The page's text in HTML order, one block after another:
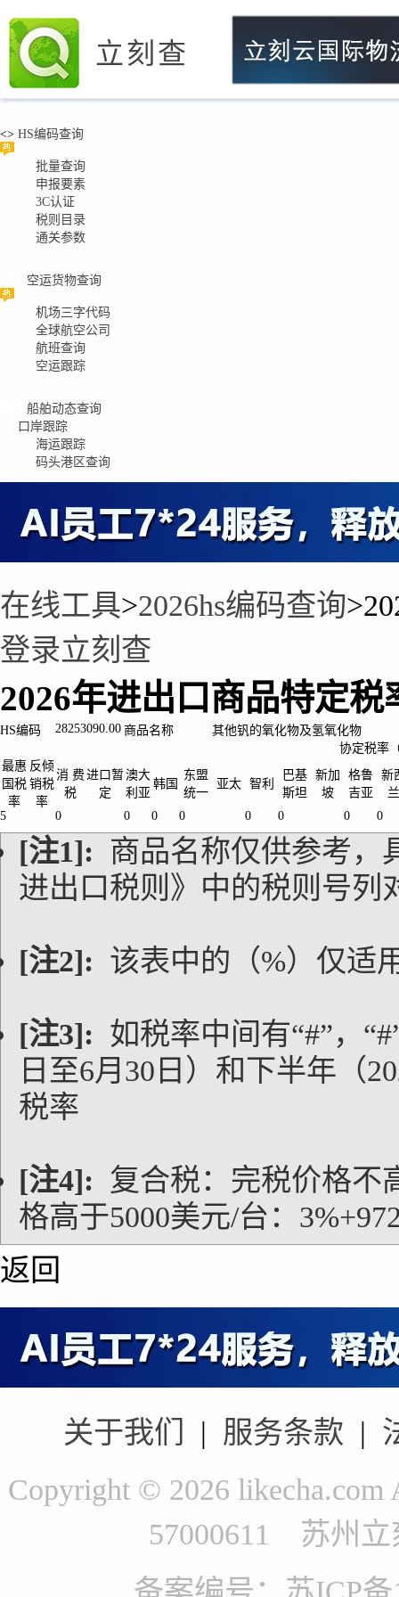
立刻查
<> HS编码查询
批量查询
申报要素
3C认证
税则目录
通关参数
空运货物查询
机场三字代码
全球航空公司
航班查询
空运跟踪
船舶动态查询
口岸跟踪
海运跟踪
码头港区查询
在线工具>2026hs编码查询>
登录立刻查
2026年进出口商品特定税
HS编码 28253090.00 商品名称
其他钒的氧化物及氢氧化物
协定税率
最惠
国税
率
反倾
销税
率
消 费
税
进口暂
定
澳大
利亚
韩国
东盟
统一
亚太 智利
巴基
斯坦
新加
坡
格鲁
吉亚
新
兰
5
0 0 0 0 0 0 0 0
[注1]: 商品名称仅供参考，
进出口税则》中的税则号列
[注2]: 该表中的（%）仅适
[注3]: 如税率中间有“#”，
日至6月30日）和下半年（
税率
[注4]: 复合税：完税价格不
格高于5000美元/台：
返回
关于我们 | 服务条款 |
Copyright © 2026 likecha.com
57000611 苏州立